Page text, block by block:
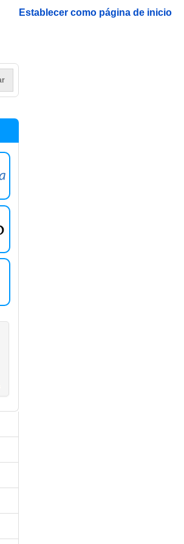
Establecer como página de inicio